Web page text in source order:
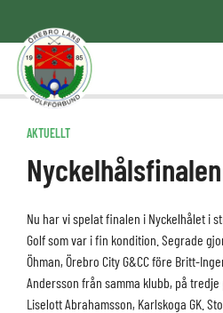
AKTUELLT
Nyckelhålsfinalen
Nu har vi spelat finalen i Nyckelhålet i
Golf som var i fin kondition. Segrade
Öhman, Örebro City G&CC före Britt-
Andersson från samma klubb, på
Liselott Abrahamsson, Karlskoga GK.